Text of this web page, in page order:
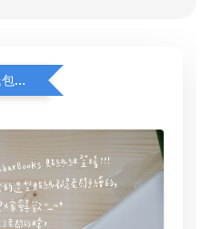
HAVE A BOOK DAY!貼紙包加價購